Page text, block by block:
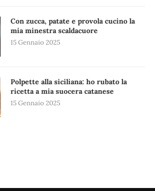
Con zucca, patate e provola cucino la
mia minestra scaldacuore
15 Gennaio 2025
Polpette alla siciliana: ho rubato la
ricetta a mia suocera catanese
15 Gennaio 2025